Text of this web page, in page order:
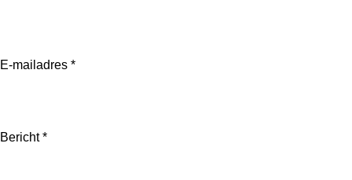
E-mailadres *
Bericht *